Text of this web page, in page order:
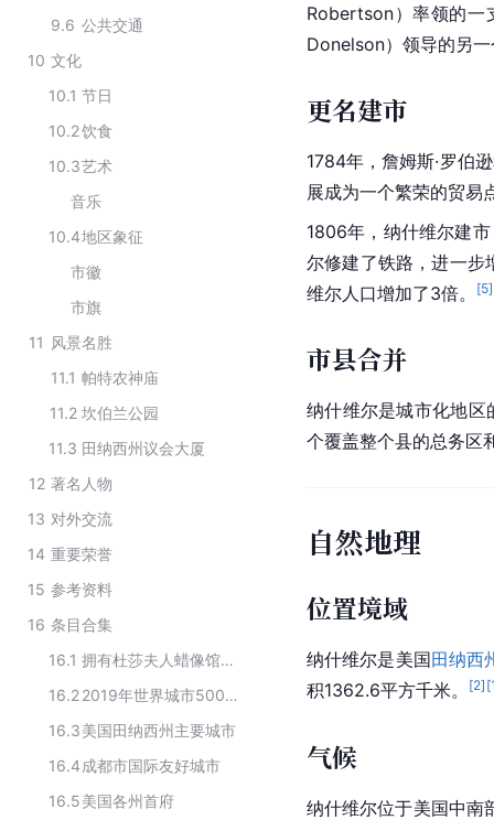
9.6 公共交通
10 文化
10.1 节日
10.2饮食
10.3艺术
音乐
10.4地区象征
市徽
市旗
11 风景名胜
11.1 帕特农神庙
11.2 坎伯兰公园
11.3 田纳西州议会大厦
12 著名人物
13 对外交流
14 重要荣誉
15 参考资料
16 条目合集
16.1
拥有杜莎夫人蜡像馆的城市
16.2
2019年世界城市500强美国上榜城市
16.3美国田纳西州主要城市
16.4 成都市国际友好城市
16.5美国各州首府
Robertson）率领的一
Donelson）领导的另
更名建市
1784年，詹姆斯·罗伯
展成为一个繁荣的贸易
1806年，纳什维尔建
尔修建了铁路，进一步
维尔人口增加了3倍。
[5]
市县合并
纳什维尔是城市化地
个覆盖整个县的总务区
自然地理
位置境域
纳什维尔是美国田纳西
积1362.6平方千米。
[2] [
气候
纳什维尔位于美国中南